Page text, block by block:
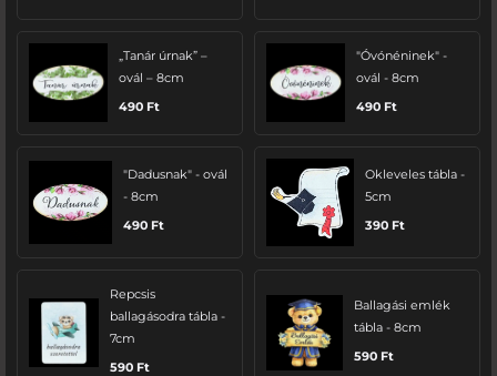
„Tanár úrnak” –
ovál – 8cm
490 Ft
"Óvónéninek" -
ovál - 8cm
490 Ft
"Dadusnak" - ovál
- 8cm
490 Ft
Okleveles tábla -
5cm
390 Ft
Repcsis
ballagásodra tábla -
7cm
590 Ft
Ballagási emlék
tábla - 8cm
590 Ft